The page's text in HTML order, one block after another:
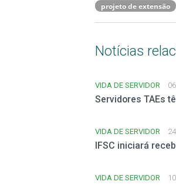
projeto de extensão
Notícias
VIDA DE SERVIDOR
Servidores TAEs
VIDA DE SERVIDOR
IFSC iniciará
VIDA DE SERVIDOR